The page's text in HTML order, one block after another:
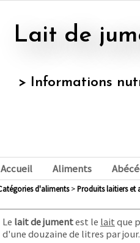
Lait de
> Informations
Accueil Aliments
Catégories d'aliments> produits laitiers et
Le lait de jumentest le lait que
d'une douzaine de litres par